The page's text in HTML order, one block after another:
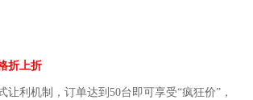
折上折
让利机制，订单达到 50台即可享受“疯狂价”，